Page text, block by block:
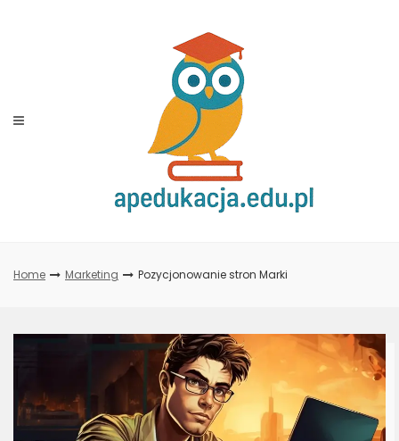
Home Marketing Pozycjonowanie stron Marki